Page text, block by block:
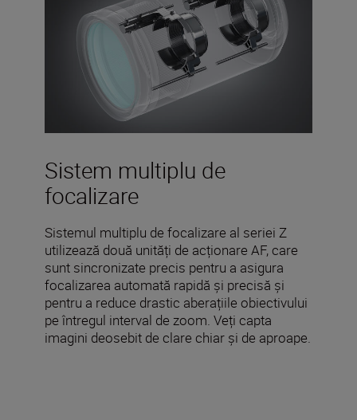
Sistem multiplu de
focalizare
Sistemul multiplu de focalizare al seriei Z
utilizează două unități de acționare AF, care
sunt sincronizate precis pentru a asigura
focalizarea automată rapidă și precisă și
pentru a reduce drastic aberațiile obiectivului
pe întregul interval de zoom. Veți capta
imagini deosebit de clare chiar și de aproape.